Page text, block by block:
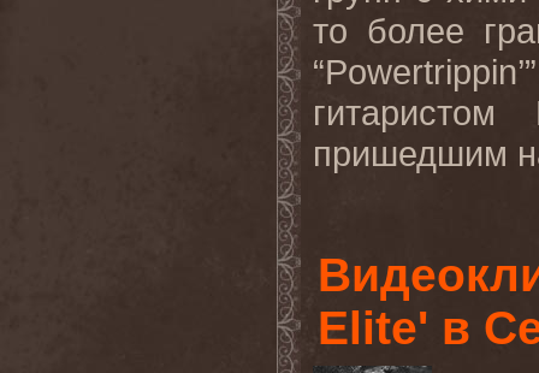
то более
пришедшим
Elite' в